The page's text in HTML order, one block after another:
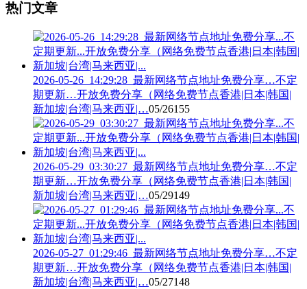
热门文章
2026-05-26_14:29:28_最新网络节点地址免费分享…不定
期更新…开放免费分享（网络免费节点香港|日本|韩国|
新加坡|台湾|马来西亚|…05/26155
2026-05-29_03:30:27_最新网络节点地址免费分享…不定
期更新…开放免费分享（网络免费节点香港|日本|韩国|
新加坡|台湾|马来西亚|…05/29149
2026-05-27_01:29:46_最新网络节点地址免费分享…不定
期更新…开放免费分享（网络免费节点香港|日本|韩国|
新加坡|台湾|马来西亚|…05/27148